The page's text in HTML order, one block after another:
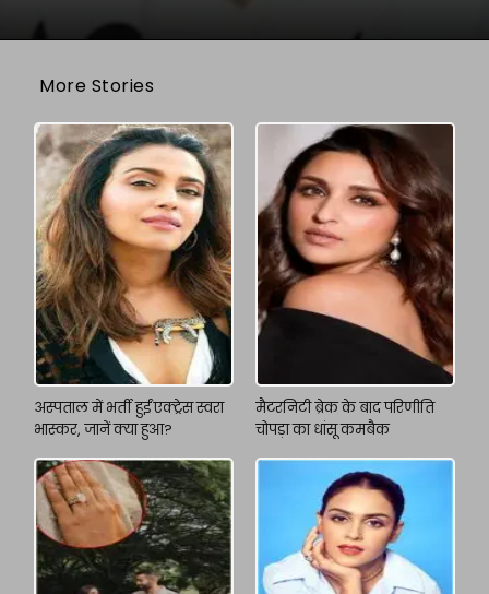
More Stories
अस्पताल में भर्ती हुईं एक्ट्रेस स्वरा
भास्कर, जानें क्या हुआ?
मैटरनिटी ब्रेक के बाद परिणीति
चोपड़ा का धांसू कमबैक